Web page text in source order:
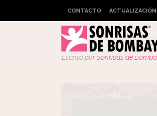
CONTACTO
III Edición
Escrito por Sonrisas de